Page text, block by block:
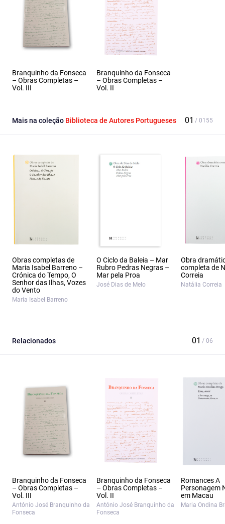
Branquinho da Fonseca
– Obras Completas –
Vol. III
Branquinho da Fonseca
– Obras Completas –
Vol. II
Mais na coleção Biblioteca de Autores Portugueses
Obras completas de
Maria Isabel Barreno –
Crónica do Tempo, O
Senhor das Ilhas, Vozes
do Vento
Maria Isabel Barreno
O Ciclo da Baleia – Mar
Rubro Pedras Negras –
Mar pela Proa
José Dias de Melo
Obra
completa de
Correia
Natália Correia
Relacionados
Branquinho da Fonseca
– Obras Completas –
Vol. III
António José Branquinho da
Fonseca
Branquinho da Fonseca
– Obras Completas –
Vol. II
António José Branquinho da
Fonseca
Romances A
Personagem
em Macau
Maria Ondina